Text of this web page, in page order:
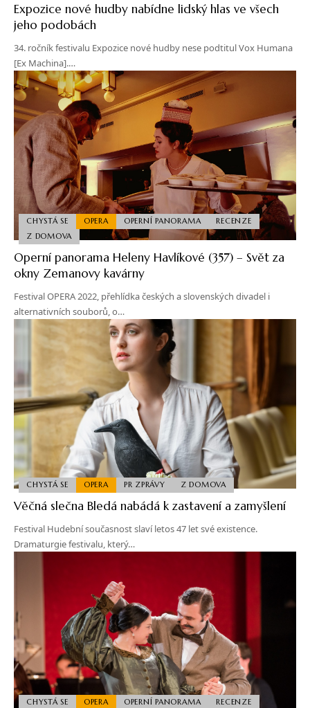
Expozice nové hudby nabídne lidský hlas ve všech
jeho podobách
34. ročník festivalu Expozice nové hudby nese podtitul Vox Humana
[Ex Machina].…
CHYSTÁ SE OPERA OPERNÍ PANORAMA
RECENZE
Z DOMOVA
Operní panorama Heleny Havlíkové (357) – Svět za
okny Zemanovy kavárny
Festival OPERA 2022, přehlídka českých a slovenských divadel i
alternativních souborů, o…
CHYSTÁ SE OPERA PR ZPRÁVY Z DOMOVA
Věčná slečna Bledá nabádá k zastavení a zamyšlení
Festival Hudební současnost slaví letos 47 let své existence.
Dramaturgie festivalu, který…
CHYSTÁ SE OPERA OPERNÍ PANORAMA
RECENZE